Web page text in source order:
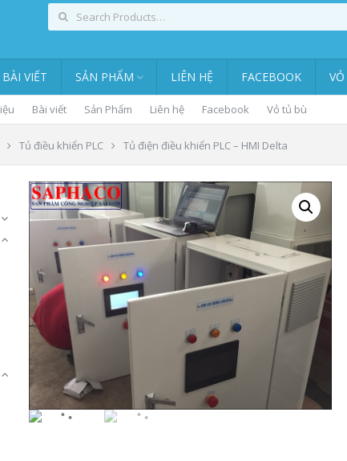
BÀI VIẾT SẢN PHẨM LIÊN HỆ FACEBOOK
Bài viết Sản Phẩm Liên hệ Facebook Vỏ tủ bù
Tủ điều khiển PLC Tủ điện điều khiển PLC – HMI Delta